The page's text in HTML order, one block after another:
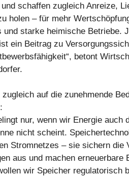
schaffen zugleich Anreize,
holen – für mehr
und starke heimische Betriebe.
ein Beitrag zu
betont
auf die zunehmende
nur, wenn wir Energie auch
nicht scheint.
Stromnetzes – sie sichern die
aus und machen erneuerbare
wir Speicher regulatorisch